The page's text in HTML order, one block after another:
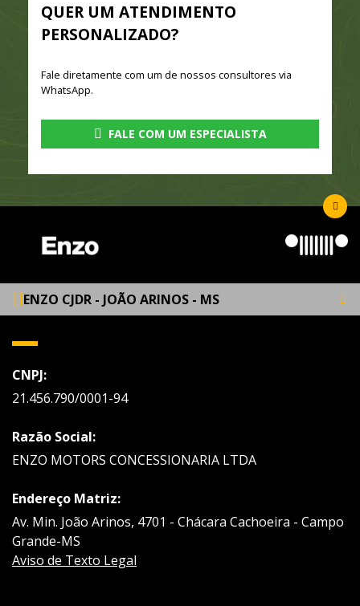
QUER UM ATENDIMENTO
PERSONALIZADO?
Fale diretamente com um de nossos consultores via
WhatsApp.
FALE COM UM ESPECIALISTA
ENZO CJDR - JOÃO ARINOS - MS
CNPJ:
21.456.790/0001-94
Razão Social:
ENZO MOTORS CONCESSIONARIA LTDA
Endereço Matriz:
Av. Min. João Arinos, 4701 - Chácara Cachoeira - Campo
Grande-MS
Aviso de Texto Legal